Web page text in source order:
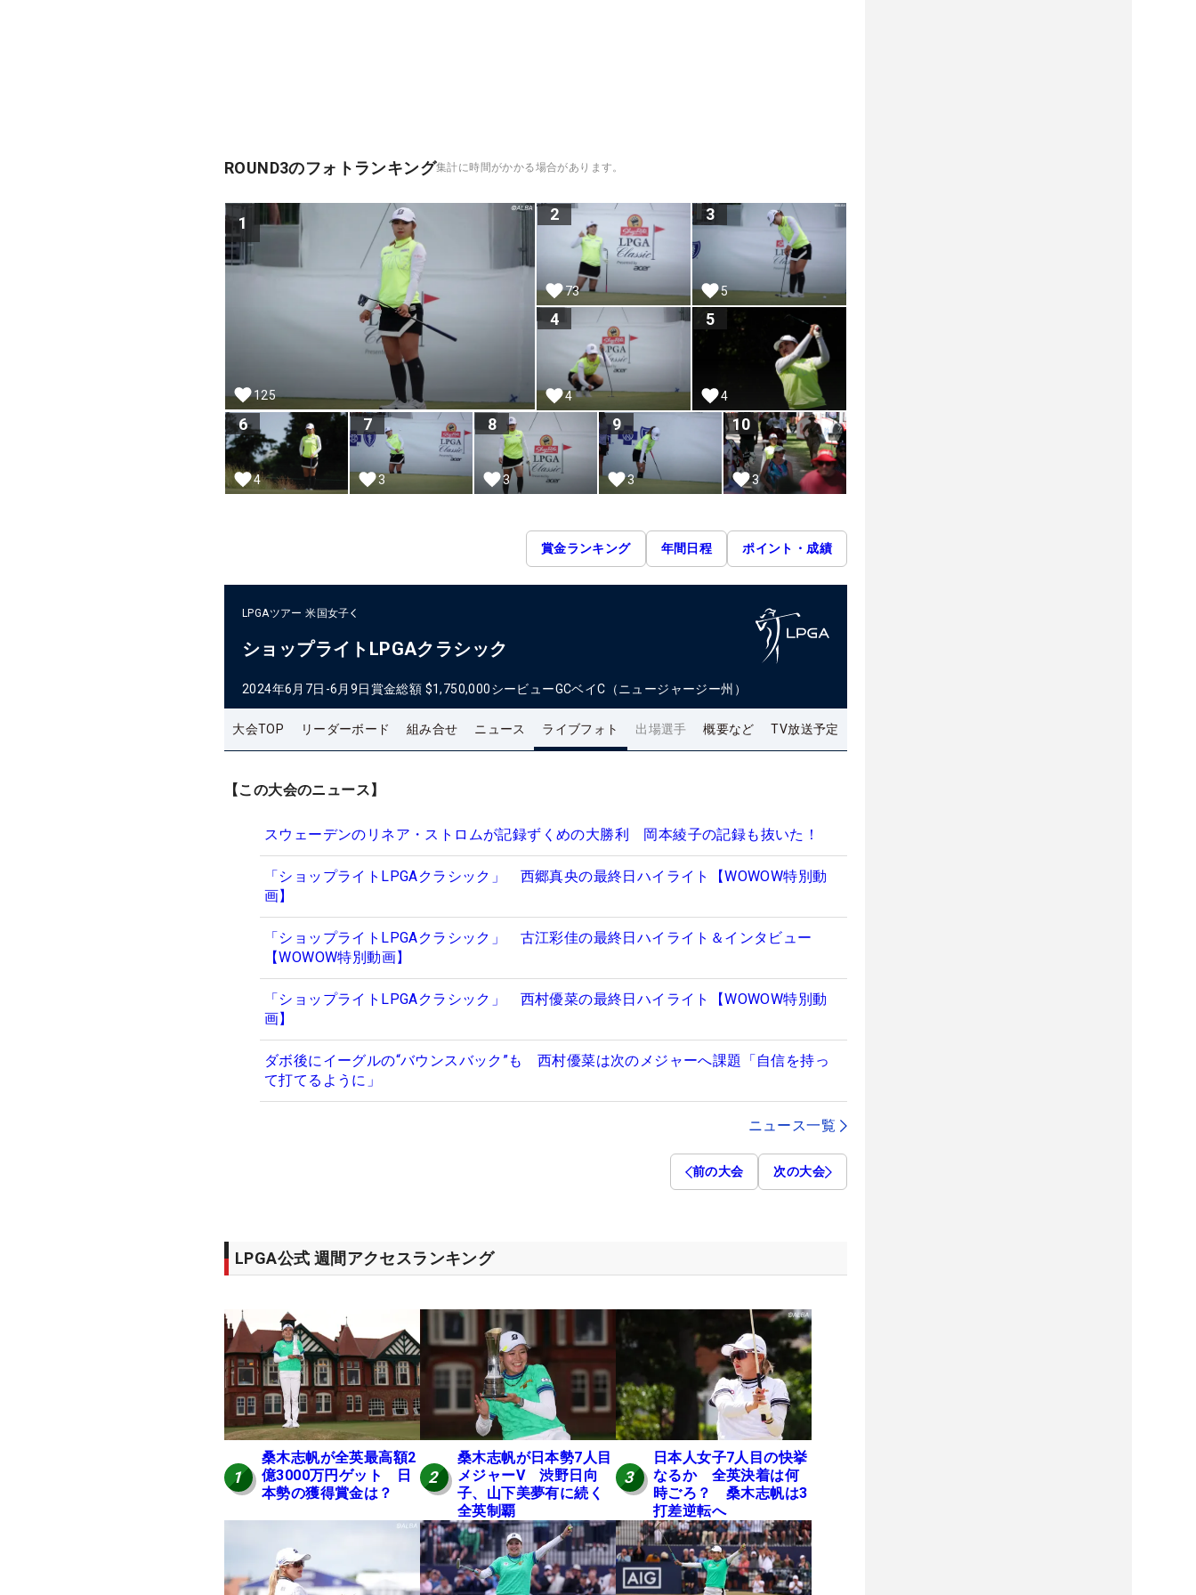
ROUND3のフォトランキング集計に時間がかかる場合があります。
1
125
2
73
3
5
4
4
5
4
6
4
7
3
8
3
9
3
10
3
賞金ランキング 年間日程 ポイント・成績
LPGAツアー 米国女子
ショップライトLPGAクラシック
2024年6月7日-6月9日賞金総額 $1,750,000シービューGCベイC（ニュージャージー州）
大会TOP リーダーボード 組み合せ ニュース ライブフォト 出場選手 概要など TV放送予定
【この大会のニュース】
スウェーデンのリネア・ストロムが記録ずくめの大勝利 岡本綾子の記録も抜いた！
「ショップライトLPGAクラシック」 西郷真央の最終日ハイライト【WOWOW特別動
画】
「ショップライトLPGAクラシック」 古江彩佳の最終日ハイライト＆インタビュー
【WOWOW特別動画】
「ショップライトLPGAクラシック」 西村優菜の最終日ハイライト【WOWOW特別動
画】
ダボ後にイーグルの“バウンスバック”も 西村優菜は次のメジャーへ課題「自信を持っ
て打てるように」
ニュース一覧
前の大会 次の大会
LPGA公式 週間アクセスランキング
1
桑木志帆が全英最高額2
億3000万円ゲット 日
本勢の獲得賞金は？
2
桑木志帆が日本勢7人目
メジャーV 渋野日向
子、山下美夢有に続く
全英制覇
3
日本人女子7人目の快挙
なるか 全英決着は何
時ごろ？ 桑木志帆は3
打差逆転へ